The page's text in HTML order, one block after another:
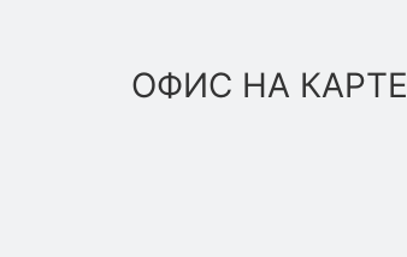
ОФИС НА КАРТЕ